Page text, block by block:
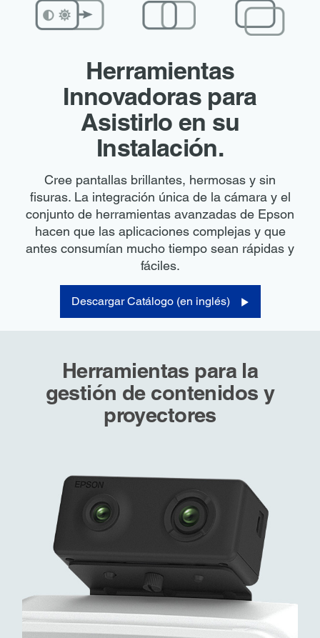
Herramientas
Innovadoraspara
Asistirlo en su
Instalación.
Cree pantallas brillantes, hermosas y sin
fisuras. La integración única de la cámara y el
conjunto de herramientas avanzadas de Epson
hacen que las aplicaciones complejas y que
antes consumían mucho tiempo sean rápidas y
fáciles.
Descargar Catálogo (en inglés)
Herramientas para la
gestión de contenidos y
proyectores